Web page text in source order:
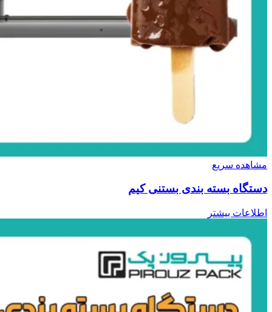
مشاهده سریع
دستگاه بسته بندی بستنی کیم
اطلاعات بیشتر